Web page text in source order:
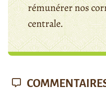
rémunérer nos
centrale.